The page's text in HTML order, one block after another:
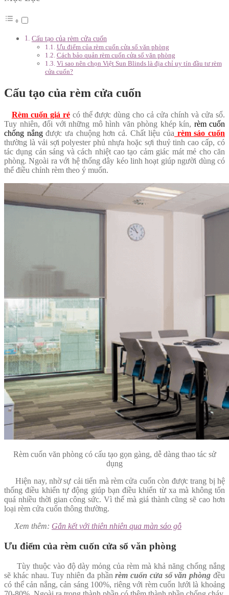
Cấu tạo của rèm cửa cuốn
Ưu điểm của rèm cuốn cửa sổ văn phòng
Cách bảo quản rèm cuốn cửa sổ văn phòng
Vì sao nên chọn Việt Sun Blinds là địa chỉ uy tín đầu tư rèm
cửa cuốn?
Cấu tạo của rèm cửa cuốn
Rèm cuốn giá rẻ có thể được dùng cho cả cửa chính và cửa sổ.
Tuy nhiên, đối với những mô hình văn phòng khép kín, rèm cuốn
chống nắngđược ưa chuộng hơn cả. Chất liệu của rèm sáo cuốn
thường là vải sợi polyester phủ nhựa hoặc sợi thuỷ tinh cao cấp, có
tác dụng cản sáng và cách nhiệt cao tạo cảm giác mát mẻ cho căn
phòng. Ngoài ra với hệ thống dây kéo linh hoạt giúp người dùng có
thể điều chỉnh rèm theo ý muốn.
Rèm cuốn văn phòng có cấu tạo gọn gàng, dễ dàng thao tác sử
dụng
Hiện nay, nhờ sự cải tiến mà rèm cửa cuốn còn được trang bị hệ
thống điều khiển tự động giúp bạn điều khiển từ xa mà không tốn
quá nhiều thời gian công sức. Vì thế mà giá thành cũng sẽ cao hơn
loại rèm cửa cuốn thông thường.
Xem thêm: Gắn kết với thiên nhiên qua màn sáo gỗ
Ưu điểm của rèm cuốn cửa sổ văn phòng
Tùy thuộc vào độ dày mỏng của rèm mà khả năng chống nắng
sẽ khác nhau. Tuy nhiên đa phầnrèm cuốn cửa sổ văn phòng đều
có thể cản nắng, cản sáng 100%, riêng với rèm cuốn lưới là khoảng